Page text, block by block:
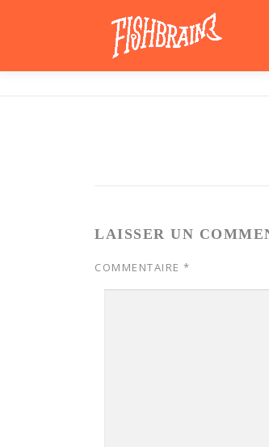
LAISSER UN
COMMENTAIRE *